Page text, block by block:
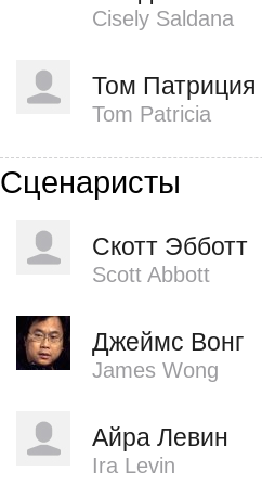
Cisely Saldana
Том Патриция
Tom Patricia
Сценаристы
Скотт Эбботт
Scott Abbott
Джеймс Вонг
James Wong
Айра Левин
Ira Levin